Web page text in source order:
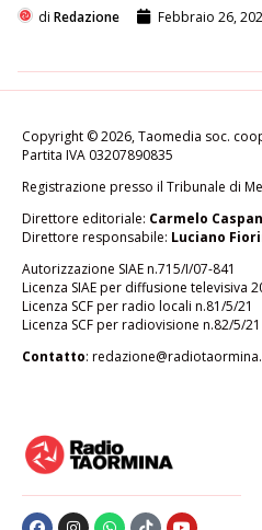
di Redazione Febbraio 26,
Copyright © 2026, Taomedia soc.
Partita IVA 03207890835
Registrazione presso il Tribunale di
Direttore editoriale: Carmelo
Direttore responsabile: Luciano
Autorizzazione SIAE n.715/I/07-841
Licenza SIAE per diffusione televisiva
Licenza SCF per radio locali n.81/5/21
Licenza SCF per radiovisione n.82/5/21
Contatto: